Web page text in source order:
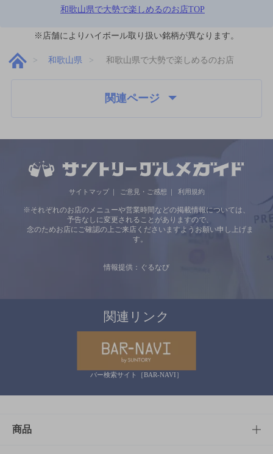
和歌山県で大勢で楽しめるのお店TOP
※店舗によりハイボール取り扱い銘柄が異なります。
和歌山県 和歌山県で大勢で楽しめるのお店
関連ページ
サイトマップ ご意見・ご感想 利用規約
※それぞれのお店のメニューや営業時間などの掲載情報については、
予告なしに変更されることがありますので、
念のためお店にご確認の上ご来店くださいますようお願い申し上げま
す。
情報提供：ぐるなび
関連リンク
バー検索サイト［BAR-NAVI］
商品